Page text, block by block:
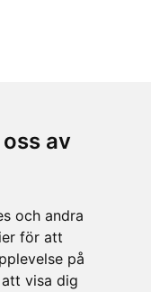
av
och andra
för att
på
visa dig